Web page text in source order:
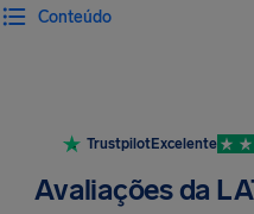
Conteúdo
TrustpilotExcelente
Avaliações da